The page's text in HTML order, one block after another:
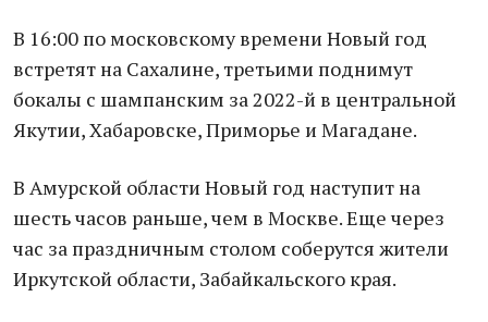
В 16:00 по московскому времени Новый год
встретят на Сахалине, третьими поднимут
бокалы с шампанским за 2022-й в центральной
Якутии, Хабаровске, Приморье и Магадане.
В Амурской области Новый год наступит на
шесть часов раньше, чем в Москве. Еще через
час за праздничным столом соберутся жители
Иркутской области, Забайкальского края.